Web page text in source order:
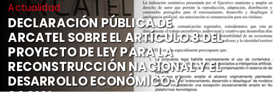
Actualidad
DECLARACIÓN PÚBLICA DE
ARCATEL SOBRE EL ARTÍCULO 8 DEL
PROYECTO DE LEY PARA LA
RECONSTRUCCIÓN NACIONAL Y EL
DESARROLLO ECONÓMICO Y
SOCIAL